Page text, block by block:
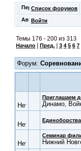
Список форумов
Войти
Темы 176 - 200 из 313
Начало Пред. 3 4 5 6 7
Форум:
Приглашаем
Динамо,
Семинар
Нижний